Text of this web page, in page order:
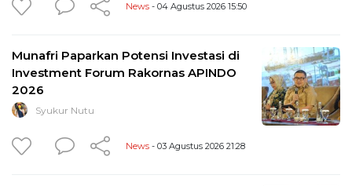
News - 04 Agustus 2026 15:50
Munafri Paparkan Potensi Investasi di
Investment Forum Rakornas APINDO
2026
Syukur Nutu
News - 03 Agustus 2026 21:28